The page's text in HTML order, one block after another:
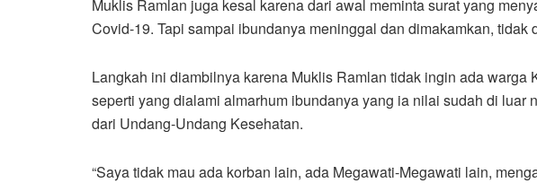
Muklis Ramlan juga kesal karena dari awal meminta surat yang
Covid-19. Tapi sampai ibundanya meninggal dan dimakamkan, tidak
Langkah ini diambilnya karena Muklis Ramlan tidak ingin ada warga
seperti yang dialami almarhum ibundanya yang ia nilai sudah di luar
dari Undang-Undang Kesehatan.
“Saya tidak mau ada korban lain, ada Megawati-Megawati lain,